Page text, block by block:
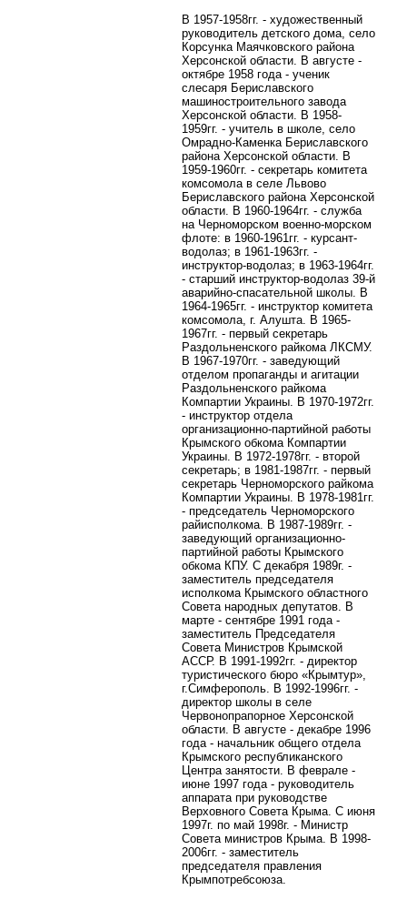
В 1957-1958гг. - художественный
руководитель детского дома, село
Корсунка Маячковского района
Херсонской области. В августе -
октябре 1958 года - ученик
слесаря Бериславского
машиностроительного завода
Херсонской области. В 1958-
1959гг. - учитель в школе, село
Омрадно-Каменка Бериславского
района Херсонской области. В
1959-1960гг. - секретарь комитета
комсомола в селе Львово
Бериславского района Херсонской
области. В 1960-1964гг. - служба
на Черноморском военно-морском
флоте: в 1960-1961гг. - курсант-
водолаз; в 1961-1963гг. -
инструктор-водолаз; в 1963-1964гг.
- старший инструктор-водолаз 39-й
аварийно-спасательной школы. В
1964-1965гг. - инструктор комитета
комсомола, г. Алушта. В 1965-
1967гг. - первый секретарь
Раздольненского райкома ЛКСМУ.
В 1967-1970гг. - заведующий
отделом пропаганды и агитации
Раздольненского райкома
Компартии Украины. В 1970-1972гг.
- инструктор отдела
организационно-партийной работы
Крымского обкома Компартии
Украины. В 1972-1978гг. - второй
секретарь; в 1981-1987гг. - первый
секретарь Черноморского райкома
Компартии Украины. В 1978-1981гг.
- председатель Черноморского
райисполкома. В 1987-1989гг. -
заведующий организационно-
партийной работы Крымского
обкома КПУ. С декабря 1989г. -
заместитель председателя
исполкома Крымского областного
Совета народных депутатов. В
марте - сентябре 1991 года -
заместитель Председателя
Совета Министров Крымской
АССР. В 1991-1992гг. - директор
туристического бюро «Крымтур»,
г.Симферополь. В 1992-1996гг. -
директор школы в селе
Червонопрапорное Херсонской
области. В августе - декабре 1996
года - начальник общего отдела
Крымского республиканского
Центра занятости. В феврале -
июне 1997 года - руководитель
аппарата при руководстве
Верховного Совета Крыма. С июня
1997г. по май 1998г. - Министр
Совета министров Крыма. В 1998-
2006гг. - заместитель
председателя правления
Крымпотребсоюза.